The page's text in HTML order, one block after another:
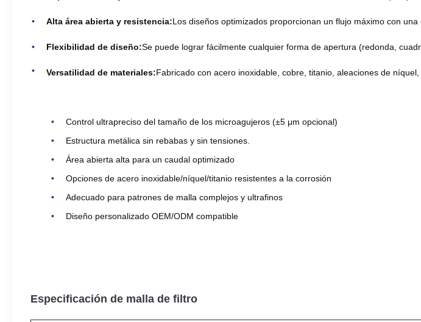
Alta área abierta y resistencia:Los diseños optimizados proporcionan un flujo máximo con
Flexibilidad de diseño:Se puede lograr fácilmente cualquier forma de apertura (redonda,
Versatilidad de materiales:Fabricado con acero inoxidable, cobre, titanio, aleaciones de
Control ultrapreciso del tamaño de los microagujeros (±5 μm opcional)
Estructura metálica sin rebabas y sin tensiones.
Área abierta alta para un caudal optimizado
Opciones de acero inoxidable/níquel/titanio resistentes a la corrosión
Adecuado para patrones de malla complejos y ultrafinos
Diseño personalizado OEM/ODM compatible
Especificación de malla de filtro